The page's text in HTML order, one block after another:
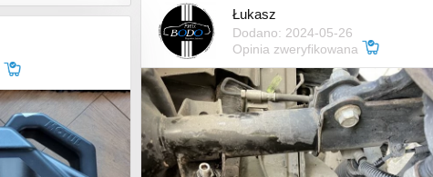
Łukasz
Dodano: 2024-05-26
Opinia zweryfikowana